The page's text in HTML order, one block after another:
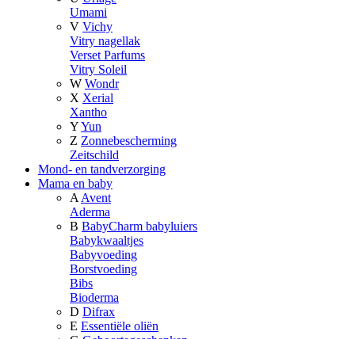
Umami
V Vichy
Vitry nagellak
Verset Parfums
Vitry Soleil
W Wondr
X Xerial
Xantho
YYun
Z Zonnebescherming
Zeitschild
Mond- en tandverzorging
Mama en baby
A Avent
Aderma
B BabyCharm babyluiers
Babykwaaltjes
Babyvoeding
Borstvoeding
Bibs
Bioderma
D Difrax
E Essentiële oliën